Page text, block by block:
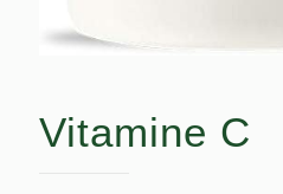
Vitamine C